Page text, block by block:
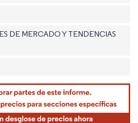
DE MERCADO Y TENDENCIAS